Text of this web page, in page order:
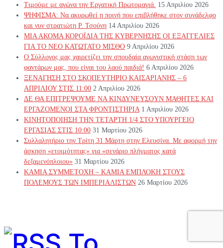
Τιμούμε με αγώνα την Εργατική Πρωτομαγιά. 15 Απριλίου 2026
ΨΗΦΙΣΜΑ: Να ακυρωθεί η ποινή που επιβλήθηκε στον συνάδελφο
και νυν στρατιώτη Ρ. Τσούνη 14 Απριλίου 2026
ΜΙΑ ΑΚΟΜΑ ΚΟΡΟΪΔΙΑ ΤΗΣ ΚΥΒΕΡΝΗΣΗΣ ΟΙ ΕΞΑΓΓΕΛΙΕΣ
ΓΙΑ ΤΟ ΝΕΟ ΚΑΤΩΤΑΤΟ ΜΙΣΘΟ 9 Απριλίου 2026
Ο Σύλλογος μας χαιρετίζει την σπουδαία αγωνιστική στάση των
φαντάρων μας, που είναι του λαού παιδιά! 6 Απριλίου 2026
ΞΕΝΑΓΗΣΗ ΣΤΟ ΣΚΟΠΕΥΤΗΡΙΟ ΚΑΙΣΑΡΙΑΝΗΣ – 6
ΑΠΡΙΛΙΟΥ ΣΤΙΣ 11:00 2 Απριλίου 2026
ΔΕ ΘΑ ΕΠΙΤΡΕΨΟΥΜΕ ΝΑ ΚΙΝΔΥΝΕΥΣOYN ΜΑΘΗΤΕΣ ΚΑΙ
ΕΡΓΑΖΟΜΕΝΟΙ ΣΤΑ ΦΡΟΝΤΙΣΤΗΡΙΑ 1 Απριλίου 2026
ΚΙΝΗΤΟΠΟΙΗΣΗ ΤΗΝ ΤΕΤΑΡΤΗ 1/4 ΣΤΟ ΥΠΟΥΡΓΕΙΟ
ΕΡΓΑΣΙΑΣ ΣΤΙΣ 10:00 31 Μαρτίου 2026
Συλλαλητήριο την Τρίτη 31 Μάρτη στην Ελευσίνα. Με αφορμή την
άσκηση «ετοιμότητας» για «σενάριο πλήγματος κατά
δεξαμενόπλοιου» 31 Μαρτίου 2026
ΚΑΜΙΑ ΣΥΜΜΕΤΟΧΗ – ΚΑΜΙΑ ΕΜΠΛΟΚΗ ΣΤΟΥΣ
ΠΟΛΕΜΟΥΣ ΤΩΝ ΙΜΠΕΡΙΑΛΙΣΤΩΝ 26 Μαρτίου 2026